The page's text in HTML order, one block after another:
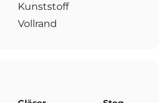
Kunststoff
Vollrand